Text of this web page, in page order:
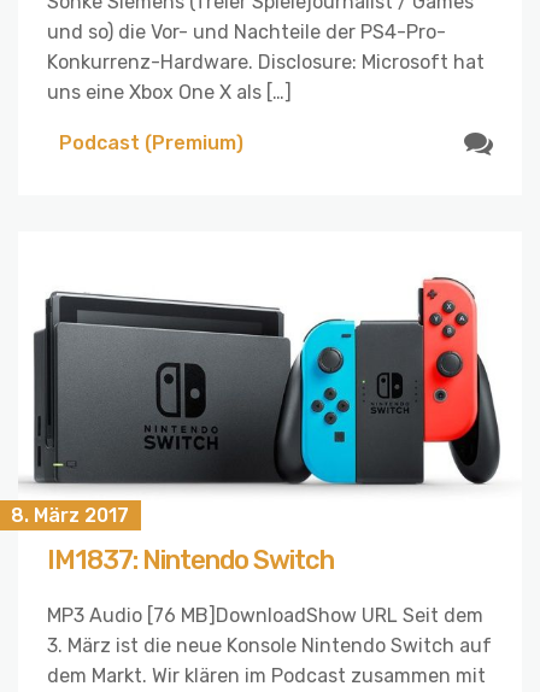
und so) die Vor- und Nachteile der PS4-Pro-
Konkurrenz-Hardware. Disclosure: Microsoft hat
uns eine Xbox One X als […]
Podcast (Premium)
8. März 2017
IM1837: Nintendo Switch
MP3 Audio [76 MB]DownloadShow URL Seit dem
3. März ist die neue Konsole Nintendo Switch auf
dem Markt. Wir klären im Podcast zusammen mit